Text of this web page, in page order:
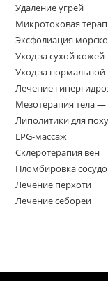
Удаление угрей
Микротоковая
Эксфолиация
Уход за сухой кожей
Уход за
Лечение
Мезотерапия тела
Липолитики для
LPG-массаж
Склеротерапия вен
Пломбировка
Лечение перхоти
Лечение себореи